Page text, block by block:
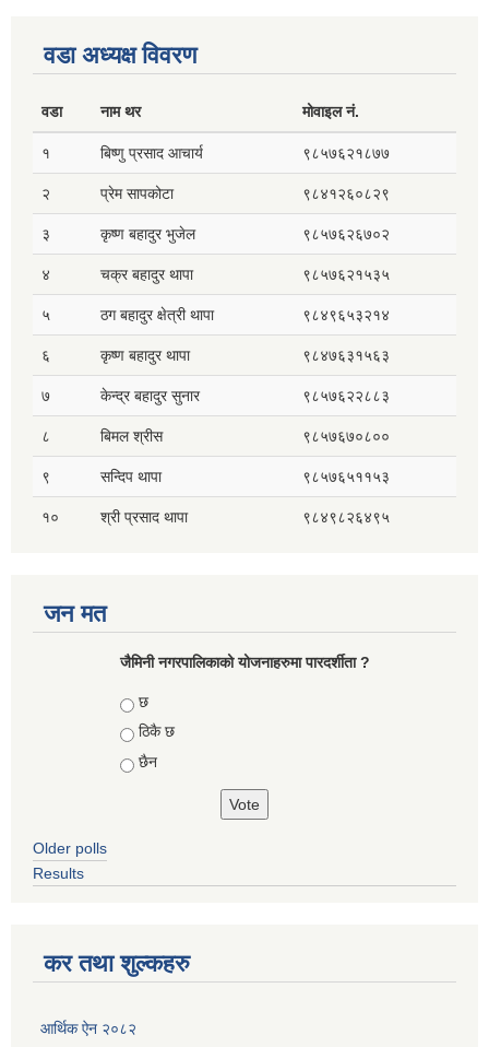
वडा अध्यक्ष विवरण
वडा नाम थर मोवाइल नं.
१ बिष्णु प्रसाद आचार्य ९८५७६२१८७७
२ प्रेम सापकोटा ९८४१२६०८२९
३ कृष्ण बहादुर भुजेल ९८५७६२६७०२
४ चक्र बहादुर थापा ९८५७६२१५३५
५ ठग बहादुर क्षेत्री थापा ९८४९६५३२१४
६ कृष्ण बहादुर थापा ९८४७६३१५६३
७ केन्द्र बहादुर सुनार ९८५७६२२८८३
८ बिमल श्रीस ९८५७६७०८००
९ सन्दिप थापा ९८५७६५११५३
१० श्री प्रसाद थापा ९८४९८२६४९५
जन मत
जैमिनी नगरपालिकाको योजनाहरुमा पारदर्शीता ?
Choices
छ
ठिकै छ
छैन
Older polls
Results
कर तथा शुल्कहरु
आर्थिक ऐन २०८२